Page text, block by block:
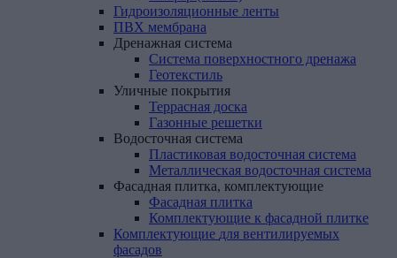
Гидроизоляционные ленты
ПВХ мембрана
Дренажная система
Система поверхностного дренажа
Геотекстиль
Уличные покрытия
Террасная доска
Газонные решетки
Водосточная система
Пластиковая водосточная система
Металлическая водосточная система
Фасадная плитка, комплектующие
Фасадная плитка
Комплектующие к фасадной плитке
Комплектующие для вентилируемых
фасадов